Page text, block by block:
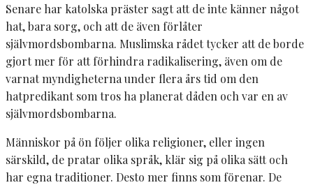
Senare har katolska präster sagt att de inte känner något
hat, bara sorg, och att de även förlåter
självmordsbombarna. Muslimska rådet tycker att de borde
gjort mer för att förhindra radikalisering, även om de
varnat myndigheterna under flera års tid om den
hatpredikant som tros ha planerat dåden och var en av
självmordsbombarna.
Människor på ön följer olika religioner, eller ingen
särskild, de pratar olika språk, klär sig på olika sätt och
har egna traditioner. Desto mer finns som förenar. De